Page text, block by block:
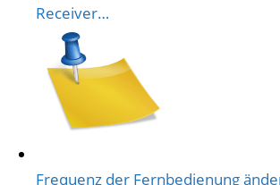
Receiver…
Frequenz der Fernbedienung